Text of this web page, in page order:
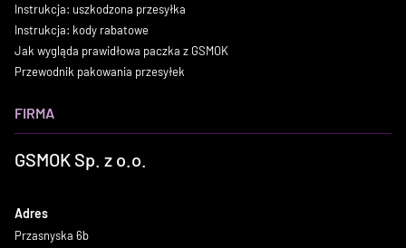
Instrukcja: uszkodzona przesyłka
Instrukcja: kody rabatowe
Jak wygląda prawidłowa paczka z GSMOK
Przewodnik pakowania przesyłek
FIRMA
GSMOK Sp. z o.o.
Adres
Przasnyska 6b